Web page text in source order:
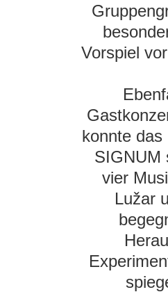
Vorspiel
konnte das
SIGNUM
vier
Lužar